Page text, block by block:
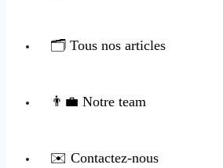
🗂️ Tous nos articles
👨‍💼 Notre team
✉️ Contactez-nous